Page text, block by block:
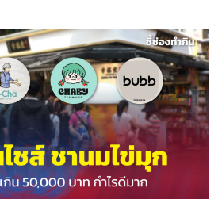
สร้างอาชีพ ต้องลองมีชาคุมะไว้เป็น
รลงทุน งบลงทุนเริ่มต้น : 50,000 –
: 39,000 บาท อุปกรณ์และ
ยการ ระยะเวลาสัญญา : ตลอดชีพ ระยะ
ำนวนสาขา มากกว่า 1,000 สาขา
ราคาเข้าถึงง่าย เริ่มต้นที่ 19 บาท
[…]